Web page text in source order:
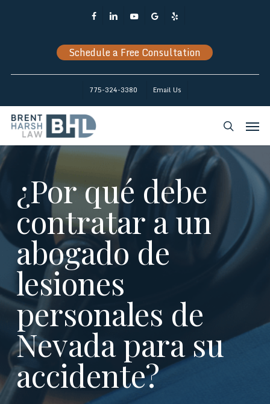
FacebookLinkedinYoutubeGoogle-
Yelp
Schedule a Free Consultation
775-324-3380 Email Us
search
¿Por qué debe
contratar a un
abogado de
lesiones
personales de
Nevada para su
accidente?